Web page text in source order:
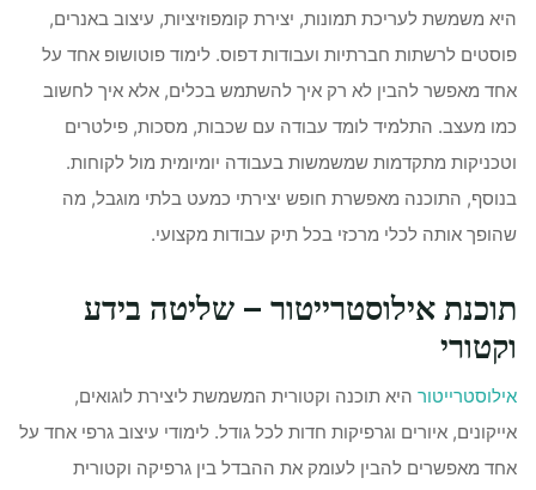
היא משמשת לעריכת תמונות, יצירת קומפוזיציות, עיצוב באנרים,
פוסטים לרשתות חברתיות ועבודות דפוס. לימוד פוטושופ אחד על
אחד מאפשר להבין לא רק איך להשתמש בכלים, אלא איך לחשוב
כמו מעצב. התלמיד לומד עבודה עם שכבות, מסכות, פילטרים
וטכניקות מתקדמות שמשמשות בעבודה יומיומית מול לקוחות.
בנוסף, התוכנה מאפשרת חופש יצירתי כמעט בלתי מוגבל, מה
שהופך אותה לכלי מרכזי בכל תיק עבודות מקצועי.
תוכנת אילוסטרייטור – שליטה בידע
וקטורי
אילוסטרייטורהיא תוכנה וקטורית המשמשת ליצירת לוגואים,
אייקונים, איורים וגרפיקות חדות לכל גודל. לימודי עיצוב גרפי אחד על
אחד מאפשרים להבין לעומק את ההבדל בין גרפיקה וקטורית